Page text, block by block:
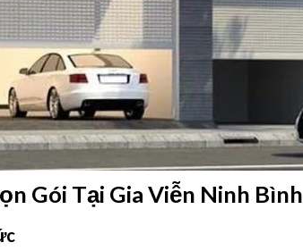
Gói Tại Gia Viễn Ninh Bình